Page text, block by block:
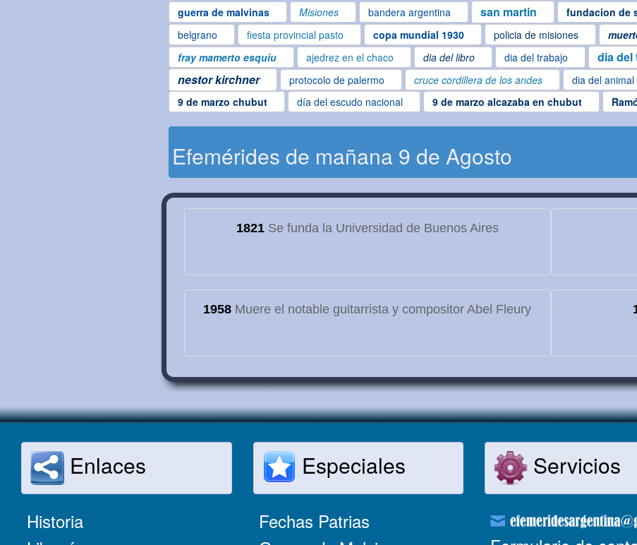
guerra de malvinas Misiones bandera argentina san martin fundacion de
belgrano fiesta provincial pasto copa mundial 1930 policia de misiones
fray mamerto esquiu
ajedrez en el chaco dia del libro dia del trabajo dia del
nestor kirchner protocolo de palermo cruce cordillera de los andes dia del animal
9 de marzo chubut día del escudo nacional 9 de marzo alcazaba en chubut
Efemérides de mañana 9 de Agosto
1821Se funda la Universidad de Buenos Aires
1958 Muere el notable guitarrista y compositor Abel Fleury
Enlaces
Historia
Especiales
Fechas Patrias
Servicios